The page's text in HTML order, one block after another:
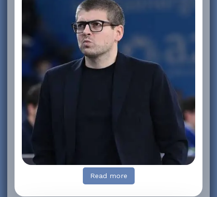
Read more